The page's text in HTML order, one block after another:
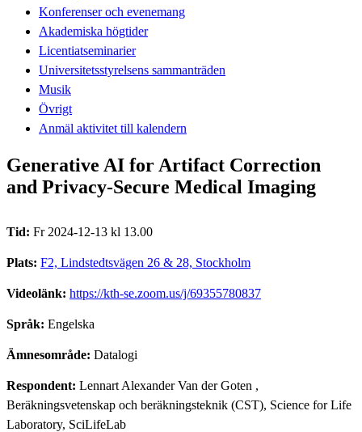
Konferenser och evenemang
Akademiska högtider
Licentiatseminarier
Universitetsstyrelsens sammanträden
Musik
Övrigt
Anmäl aktivitet till kalendern
Generative AI for Artifact Correction
and Privacy-Secure Medical Imaging
Tid: Fr 2024-12-13 kl 13.00
Plats: F2, Lindstedtsvägen 26 & 28, Stockholm
Videolänk: https://kth-se.zoom.us/j/69355780837
Språk: Engelska
Ämnesområde: Datalogi
Respondent: Lennart Alexander Van der Goten ,
Beräkningsvetenskap och beräkningsteknik (CST), Science for Life
Laboratory, SciLifeLab